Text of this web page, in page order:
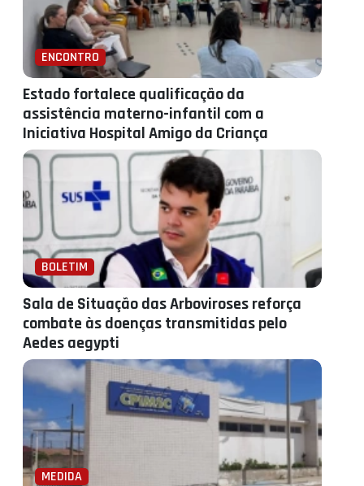
ENCONTRO
Estado fortalece qualificação da
assistência materno-infantil com a
Iniciativa Hospital Amigo da Criança
BOLETIM
Sala de Situação das Arboviroses reforça
combate às doenças transmitidas pelo
Aedes aegypti
MEDIDA